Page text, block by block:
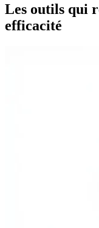
Les outils qui
efficacité